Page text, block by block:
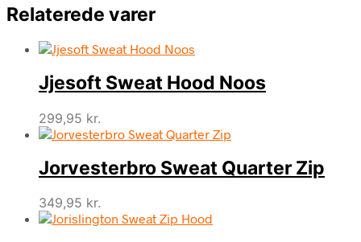
Relaterede varer
Jjesoft Sweat Hood Noos
299,95 kr.
Jorvesterbro Sweat Quarter Zip
349,95 kr.